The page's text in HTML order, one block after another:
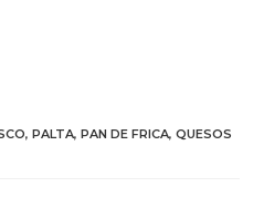
, PALTA, PAN DE FRICA, QUESOS